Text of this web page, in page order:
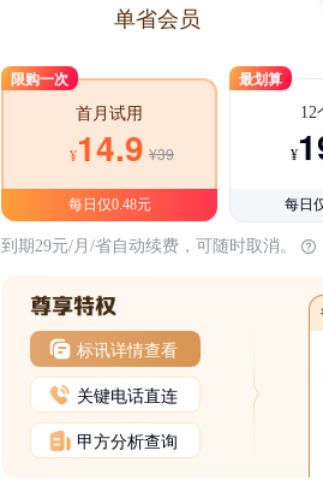
单省会员
限购一次
首月试用
¥14.9 ¥39
每日仅0.48元
最划算
12
¥
每日
到期29元/月/省自动续费，可随时取消。
标讯详情查看
关键电话直连
甲方分析查询